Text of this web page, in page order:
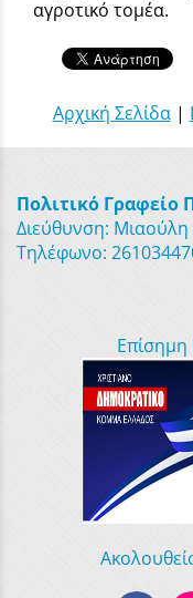
αγροτικό τομέα.
Αρχική Σελίδα|
Πολιτικό Γραφείο
Διεύθυνση:
Τηλέφωνο:
Επίσημη